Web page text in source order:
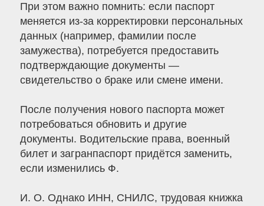
При этом важно помнить: если паспорт
меняется из-за корректировки персональных
данных (например, фамилии после
замужества), потребуется предоставить
подтверждающие документы —
свидетельство о браке или смене имени.
После получения нового паспорта может
потребоваться обновить и другие
документы. Водительские права, военный
билет и загранпаспорт придётся заменить,
если изменились Ф.
И. О. Однако ИНН, СНИЛС, трудовая книжка